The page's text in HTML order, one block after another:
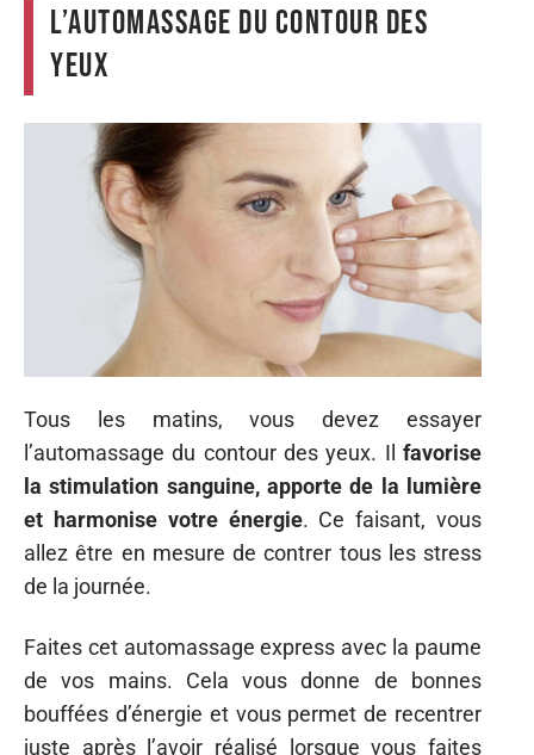
L’automassage du contour des
yeux
Tous les matins, vous devez essayer
l’automassage du contour des yeux. Il favorise
la stimulation sanguine, apporte de la lumière
et harmonise votre énergie. Ce faisant, vous
allez être en mesure de contrer tous les stress
de la journée.
Faites cet automassage express avec la paume
de vos mains. Cela vous donne de bonnes
bouffées d’énergie et vous permet de recentrer
juste après l’avoir réalisé lorsque vous faites